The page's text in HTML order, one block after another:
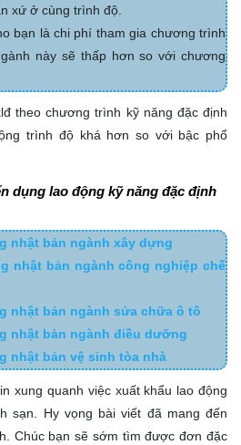
xứ ở cùng trình độ.
bạn là chi phí tham gia chương trình
này sẽ thấp hơn so với chương
theo chương trình kỹ năng đặc định
trình độ khá hơn so với bậc phổ
dụng lao động kỹ năng đặc định
nhật bản ngành xây dựng
nhật bản ngành công nghiệp chế
nhật bản ngành sửa chữa ô tô
nhật bản ngành điều dưỡng
nhật bản vệ sinh tòa nhà
xung quanh việc xuất khẩu lao động
sạn. Hy vọng bài viết đã mang đến
Chúc bạn sẽ sớm tìm được đơn đặc